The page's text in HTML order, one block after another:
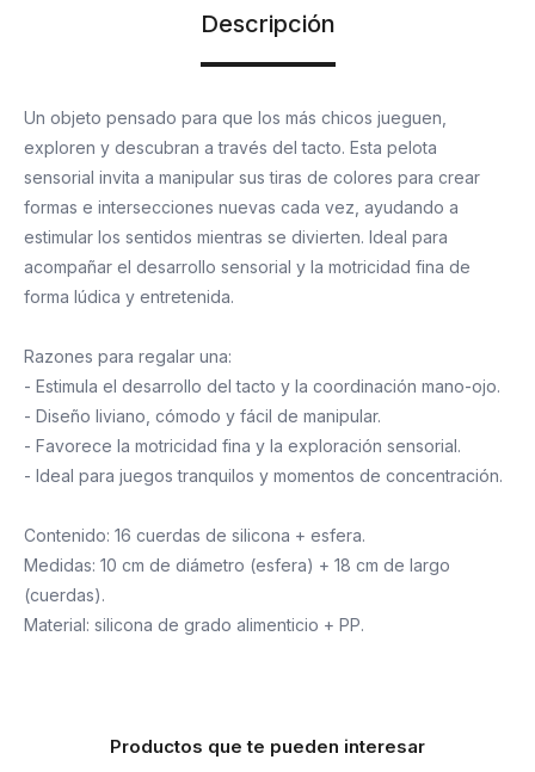
Descripción
Un objeto pensado para que los más chicos jueguen,
exploren y descubran a través del tacto. Esta pelota
sensorial invita a manipular sus tiras de colores para crear
formas e intersecciones nuevas cada vez, ayudando a
estimular los sentidos mientras se divierten. Ideal para
acompañar el desarrollo sensorial y la motricidad fina de
forma lúdica y entretenida.
Razones para regalar una:
- Estimula el desarrollo del tacto y la coordinación mano-ojo.
- Diseño liviano, cómodo y fácil de manipular.
- Favorece la motricidad fina y la exploración sensorial.
- Ideal para juegos tranquilos y momentos de concentración.
Contenido: 16 cuerdas de silicona + esfera.
Medidas: 10 cm de diámetro (esfera) + 18 cm de largo
(cuerdas).
Material: silicona de grado alimenticio + PP.
Productos que te pueden interesar